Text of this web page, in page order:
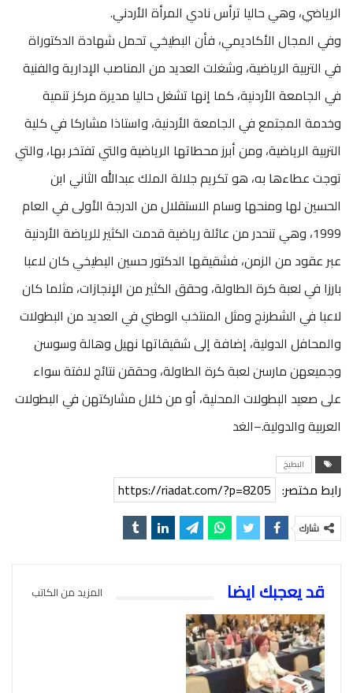
الرياضي، وهي حاليا ترأس نادي المرأة الأردني.
وفي المجال الأكاديمي، فأن البطيخي تحمل شهادة الدكتوراة
في التربية الرياضية، وشغلت العديد من المناصب الإدارية والفنية
في الجامعة الأردنية، كما إنها تشغل حاليا مديرة مركز تنمية
وخدمة المجتمع في الجامعة الأردنية، واستاذا مشاركا في كلية
التربية الرياضية، ومن أبرز محطاتها الرياضية والتي تفتخر بها، والتي
توجت عطاءها به، هو تكريم جلالة الملك عبدالله الثاني ابن
الحسين لها ومنحها وسام الاستقلال من الدرجة الأولى في العام
1999، وهي تنحدر من عائلة رياضية قدمت الكثير للرياضة الأردنية
عبر عقود من الزمن، فشقيقها الدكتور حسين البطيخي كان لاعبا
بارزا في لعبة كرة الطاولة، وحقق الكثير من الإنجازات، مثلما كان
لاعبا في الشطرنج ومثل المنتخب الوطني في العديد من البطولات
والمحافل الدولية، إضافة إلى شقيقاتها نهيل وهالة وسوسن
وجميعهن مارسن لعبة كرة الطاولة، وحققن نتائج لافتة سواء
على صعيد البطولات المحلية، أو من خلال مشاركتهن في البطولات
العربية والدولية.–الغد
البطيخ
رابط مختصر: https://riadat.com/?p=8205
شارك
قد يعجبك ايضا المزيد من الكاتب